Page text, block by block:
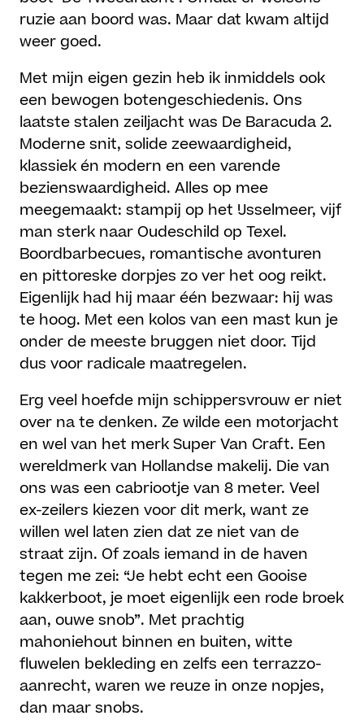
ruzie aan boord was. Maar dat kwam altijd
weer goed.
Met mijn eigen gezin heb ik inmiddels ook
een bewogen botengeschiedenis. Ons
laatste stalen zeiljacht was De Baracuda 2.
Moderne snit, solide zeewaardigheid,
klassiek én modern en een varende
bezienswaardigheid. Alles op mee
meegemaakt: stampij op het IJsselmeer, vijf
man sterk naar Oudeschild op Texel.
Boordbarbecues, romantische avonturen
en pittoreske dorpjes zo ver het oog reikt.
Eigenlijk had hij maar één bezwaar: hij was
te hoog. Met een kolos van een mast kun je
onder de meeste bruggen niet door. Tijd
dus voor radicale maatregelen.
Erg veel hoefde mijn schippersvrouw er niet
over na te denken. Ze wilde een motorjacht
en wel van het merk Super Van Craft. Een
wereldmerk van Hollandse makelij. Die van
ons was een cabriootje van 8 meter. Veel
ex-zeilers kiezen voor dit merk, want ze
willen wel laten zien dat ze niet van de
straat zijn. Of zoals iemand in de haven
tegen me zei: “Je hebt echt een Gooise
kakkerboot, je moet eigenlijk een rode broek
aan, ouwe snob”. Met prachtig
mahoniehout binnen en buiten, witte
fluwelen bekleding en zelfs een terrazzo-
aanrecht, waren we reuze in onze nopjes,
dan maar snobs.